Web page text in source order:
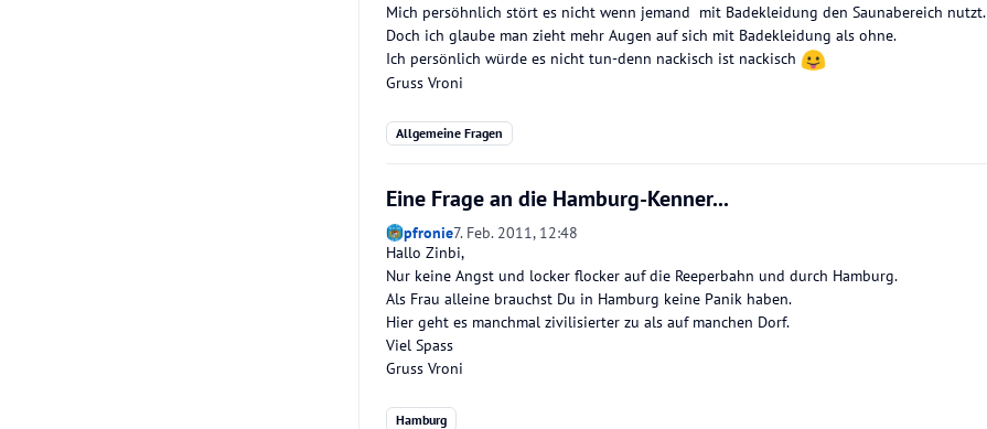
Mich persöhnlich stört es nicht wenn jemand mit Badekleidung den Saunabereich nutzt.
Doch ich glaube man zieht mehr Augen auf sich mit Badekleidung als ohne.
Ich persönlich würde es nicht tun-denn nackisch ist nackisch
Gruss Vroni
Allgemeine Fragen
Eine Frage an die Hamburg-Kenner...
pfronie7. Feb. 2011, 12:48
Hallo Zinbi,
Nur keine Angst und locker flocker auf die Reeperbahn und durch Hamburg.
Als Frau alleine brauchst Du in Hamburg keine Panik haben.
Hier geht es manchmal zivilisierter zu als auf manchen Dorf.
Viel Spass
Gruss Vroni
Hamburg